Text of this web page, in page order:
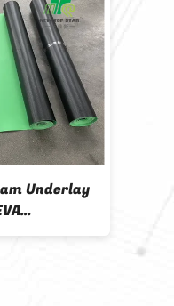
EVA Foam
Noise Reduction
mit